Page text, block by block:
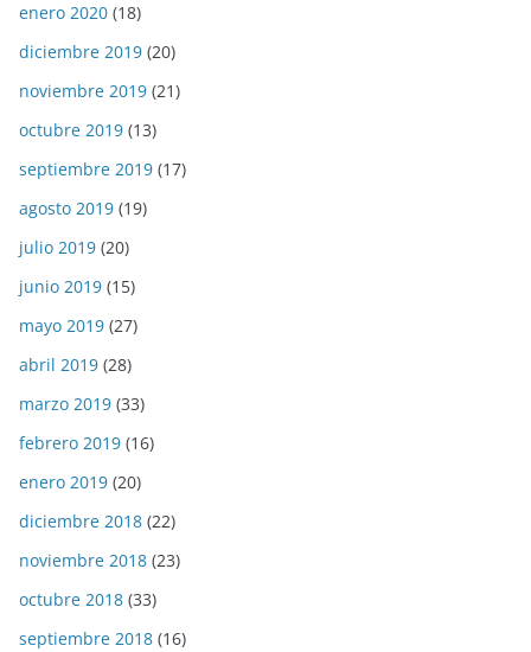
enero 2020 (18)
diciembre 2019 (20)
noviembre 2019 (21)
octubre 2019 (13)
septiembre 2019 (17)
agosto 2019 (19)
julio 2019 (20)
junio 2019 (15)
mayo 2019 (27)
abril 2019 (28)
marzo 2019 (33)
febrero 2019 (16)
enero 2019 (20)
diciembre 2018 (22)
noviembre 2018 (23)
octubre 2018 (33)
septiembre 2018 (16)